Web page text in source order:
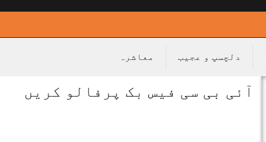
دلچسپ و عجیب معاشرہ
آئی بی سی فیس بک پرفالو کریں